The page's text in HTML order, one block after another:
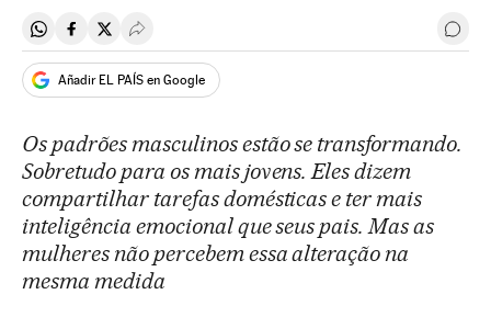
Compartir en Whatsapp
Compartir en Facebook
Compartir en Twitter
Desplegar Redes Sociales
Añadir EL PAÍS en Google
Os padrões masculinos estão se transformando.
Sobretudo para os mais jovens. Eles dizem
compartilhar tarefas domésticas e ter mais
inteligência emocional que seus pais. Mas as
mulheres não percebem essa alteração na
mesma medida